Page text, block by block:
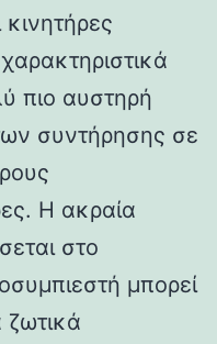
πιο αυστηρή
συντήρησης σε
Η ακραία
στο
μπορεί
ζωτικά